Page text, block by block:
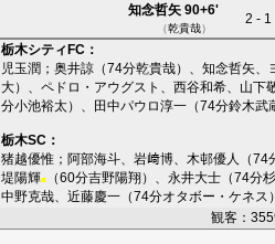
知念哲矢 90+6'
（乾貴哉）
2 - 1
栃木シティFC ：
児玉潤 ； 奥井諒 （74分乾貴哉）、 知念哲矢
大）、 ペドロ・アウグスト 西谷和希 山下
分小池裕太）、 田中パウロ淳一 （74分鈴木武
栃木SC ：
猪越優惟 ； 阿部海斗 岩﨑博 木邨優人 （74
堤陽輝■ （60分吉野陽翔）、 永井大士 （74分
中野克哉
近藤慶一 （74分オタボー・ケネス ）
観客：